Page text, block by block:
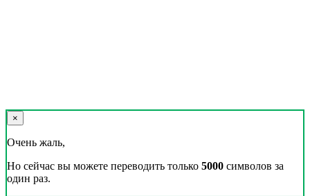
×
Очень жаль,
Но сейчас вы можете переводить только 5000 символов за
один раз.